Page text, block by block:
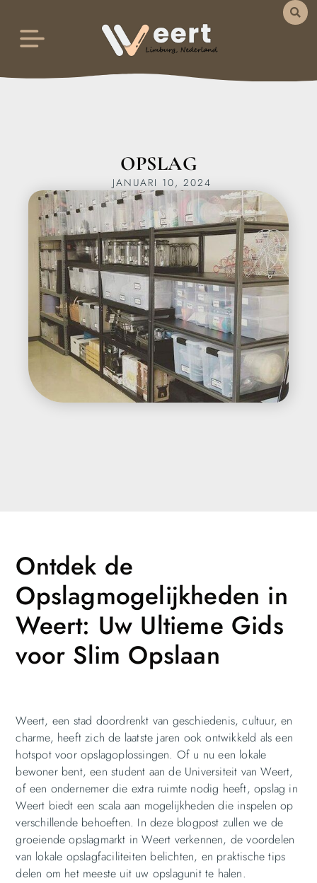
OPSLAG
JANUARI 10, 2024
Ontdek de
Opslagmogelijkheden in
Weert: Uw Ultieme Gids
voor Slim Opslaan
Weert, een stad doordrenkt van geschiedenis, cultuur, en
charme, heeft zich de laatste jaren ook ontwikkeld als een
hotspot voor opslagoplossingen. Of u nu een lokale
bewoner bent, een student aan de Universiteit van Weert,
of een ondernemer die extra ruimte nodig heeft, opslag in
Weert biedt een scala aan mogelijkheden die inspelen op
verschillende behoeften. In deze blogpost zullen we de
groeiende opslagmarkt in Weert verkennen, de voordelen
van lokale opslagfaciliteiten belichten, en praktische tips
delen om het meeste uit uw opslagunit te halen.